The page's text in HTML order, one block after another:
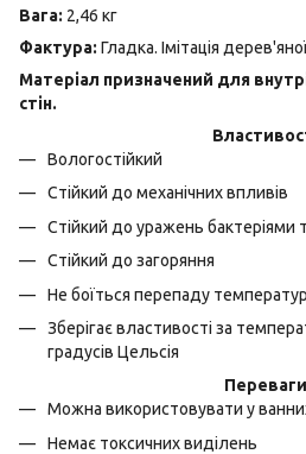
Вага: 2,46 кг
Фактура: Гладка. Імітація
Матеріал призначений для
стін.
Вологостійкий
Стійкий до механічних впливів
Стійкий до уражень бактеріями
Стійкий до загоряння
Не боїться перепаду температур
Зберігає властивості за
градусів Цельсія
Переваги
Можна використовувати у
Немає токсичних виділень